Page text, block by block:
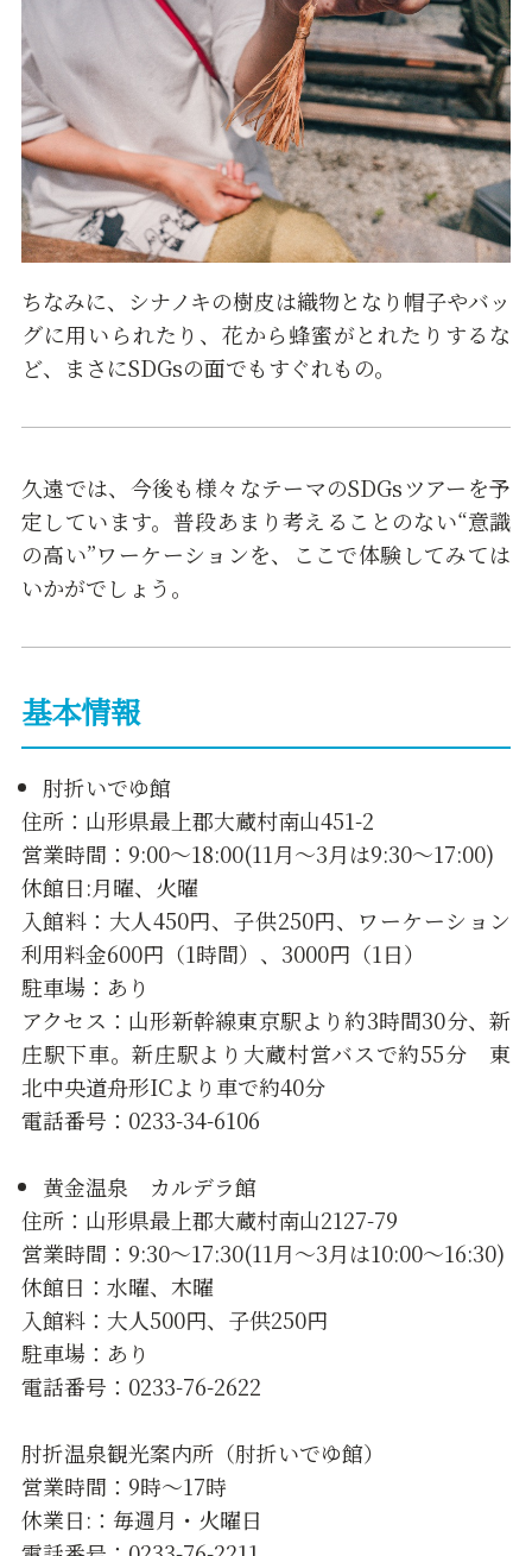
ちなみに、シナノキの樹皮は織物となり帽子やバッ
グに用いられたり、花から蜂蜜がとれたりするな
ど、まさにSDGsの面でもすぐれもの。
久遠では、今後も様々なテーマのSDGsツアーを予
定しています。普段あまり考えることのない“意識
の高い”ワーケーションを、ここで体験してみては
いかがでしょう。
基本情報
肘折いでゆ館
住所：山形県最上郡大蔵村南山451-2
営業時間：9:00〜18:00(11月〜3月は9:30〜17:00)
休館日:月曜、火曜
入館料：大人450円、子供250円、ワーケーション
利用料金600円（1時間）、3000円（1日）
駐車場：あり
アクセス：山形新幹線東京駅より約3時間30分、新
庄駅下車。新庄駅より大蔵村営バスで約55分 東
北中央道舟形ICより車で約40分
電話番号：0233-34-6106
黄金温泉 カルデラ館
住所：山形県最上郡大蔵村南山2127-79
営業時間：9:30〜17:30(11月〜3月は10:00〜16:30)
休館日：水曜、木曜
入館料：大人500円、子供250円
駐車場：あり
電話番号：0233-76-2622
肘折温泉観光案内所（肘折いでゆ館）
営業時間：9時～17時
休業日:：毎週月・火曜日